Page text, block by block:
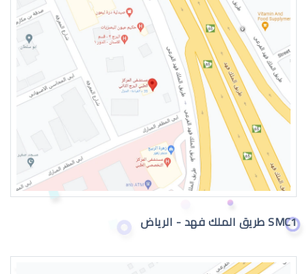
عمليات التجميل للعين
جراحة تجميل العيون
SMC1 طريق الملك فهد - الرياض